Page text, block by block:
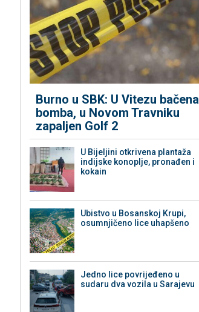
Burno u SBK: U Vitezu bačena
bomba, u Novom Travniku
zapaljen Golf 2
​U Bijeljini otkrivena plantaža
indijske konoplje, pronađen i
kokain
Ubistvo u Bosanskoj Krupi,
osumnjičeno lice uhapšeno
Јedno lice povrijeđeno u
sudaru dva vozila u Sarajevu